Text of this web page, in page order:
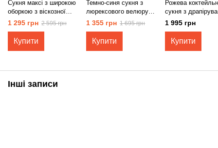
Сукня максі з широкою
оборкою з віскозної
меланжевої тканини
1 295 грн 2 595 грн
Купити
Темно-синя сукня з
люрексового велюру
5812
1 355 грн 1 695 грн
Купити
Рожева
сукня з
5826о
1 995 грн
Купити
Інші записи